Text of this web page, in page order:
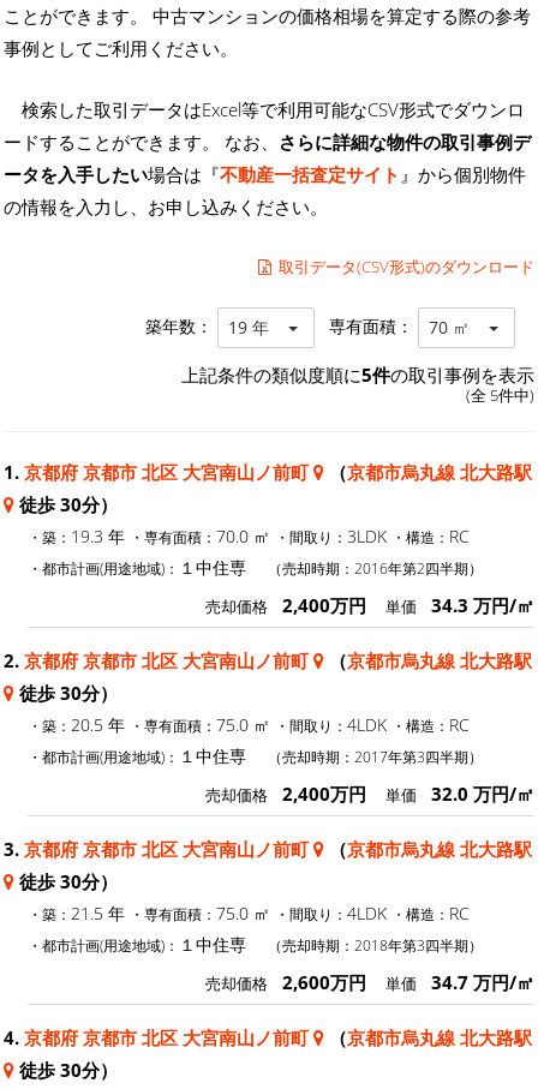
ことができます。 中古マンションの価格相場を算定する際の参考
事例としてご利用ください。
検索した取引データはExcel等で利用可能なCSV形式でダウンロ
ードすることができます。 なお、 さらに詳細な物件の取引事例デ
ータを入手したい場合は『不動産一括査定サイト 』から個別物件
の情報を入力し、お申し込みください。
取引データ(CSV形式)のダウンロード
築年数： 19 年 専有面積： 70 ㎡
上記条件の類似度順に5件の取引事例を表示
(全 5件中)
1. 京都府 京都市 北区 大宮南山ノ前町 （京都市烏丸線 北大路駅
徒歩 30分）
・築： 19.3 年 ・専有面積： 70.0 ㎡ ・間取り： 3LDK ・構造： RC
・都市計画(用途地域)： １中住専 （売却時期：2016年第2四半期）
売却価格 2,400万円 単価 34.3 万円/㎡
2. 京都府 京都市 北区 大宮南山ノ前町 （京都市烏丸線 北大路駅
徒歩 30分）
・築： 20.5 年 ・専有面積： 75.0 ㎡ ・間取り： 4LDK ・構造： RC
・都市計画(用途地域)： １中住専 （売却時期：2017年第3四半期）
売却価格 2,400万円 単価 32.0 万円/㎡
3. 京都府 京都市 北区 大宮南山ノ前町 （京都市烏丸線 北大路駅
徒歩 30分）
・築： 21.5 年 ・専有面積： 75.0 ㎡ ・間取り： 4LDK ・構造： RC
・都市計画(用途地域)： １中住専 （売却時期：2018年第3四半期）
売却価格 2,600万円 単価 34.7 万円/㎡
4. 京都府 京都市 北区 大宮南山ノ前町 （京都市烏丸線 北大路駅
徒歩 30分）